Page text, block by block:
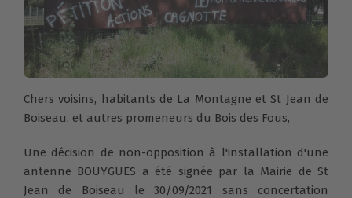
Chers voisins, habitants de La Montagne et St Jean de
Boiseau, et autres promeneurs du Bois des Fous,
Une décision de non-opposition à l'installation d'une
antenne BOUYGUES a été signée par la Mairie de St
Jean de Boiseau le 30/09/2021 sans concertation